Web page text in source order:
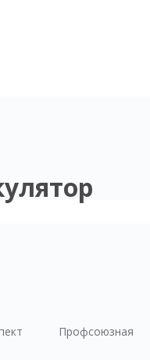
Профсоюзная